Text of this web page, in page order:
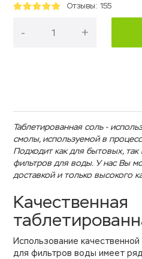
Отзывы: 155
- +
Таблетированная соль -
смолы, используемой в
Подходит как для бытовых,
фильтров для воды. У нас Вы
доставкой и только высокого
Качественная
Использование
для фильтров воды имеет